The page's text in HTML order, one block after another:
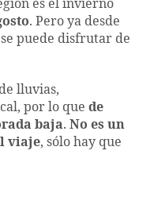
es el invierno
. Pero ya desde
puede disfrutar de
lluvias,
por lo que de
baja. No es un
viaje, sólo hay que